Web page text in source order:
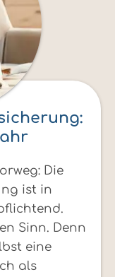
Die
ist in
Sinn. Denn
eine
als